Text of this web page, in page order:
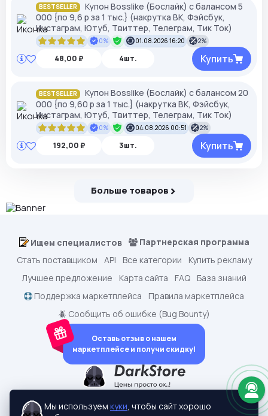
BESTSELLER
Купон Bosslike (Бослайк) с балансом 5
000 {по 9,6 р за 1 тыс.} (накрутка ВК, Фэйсбук,
Инстаграм, Ютуб, Твиттер, Телеграм, Тик Ток)
0% 01.08.2026 16:20 2%
48,00 ₽ 4шт. Купить
BESTSELLER
Купон Bosslike (Бослайк) с балансом 20
000 {по 9,60 р за 1 тыс.} (накрутка ВК, Фэйсбук,
Инстаграм, Ютуб, Твиттер, Телеграм, Тик Ток)
0% 04.08.2026 00:51 2%
192,00 ₽ 3шт. Купить
Больше товаров
2015-2026 © dark.shopping
Ищем специалистов
Партнерская программа
Стать поставщиком
API Все категории
Купить рекламу
Лучшее предложение
Карта сайта FAQ
База знаний
Поддержка маркетплейса
Правила маркетплейса
🪲 Сообщить об ошибке (Bug Bounty)
Оставь отзыв о нашем
маркетплейсе и получи скидку!
Мы используем куки, чтобы сайт хорошо